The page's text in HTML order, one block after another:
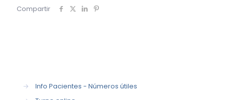
Compartir
→
Info Pacientes - Números útiles